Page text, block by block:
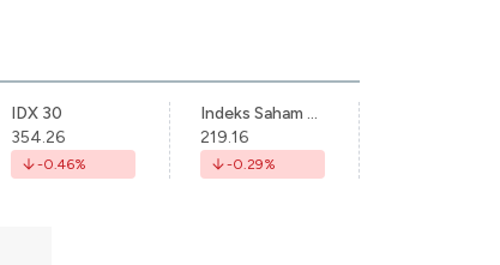
IDX 30
354.26
-0.46%
Indeks Saham Syariah Indonesia
219.16
-0.29%